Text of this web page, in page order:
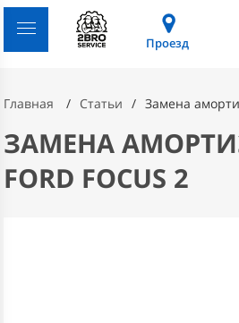
Проезд
Главная Статьи Замена
ЗАМЕНА
FORD FOCUS 2